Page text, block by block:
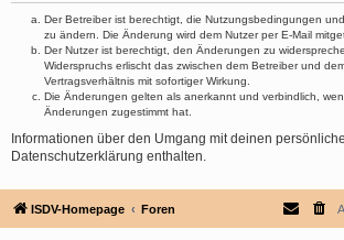
Der Betreiber ist berechtigt, die Nutzungsbedingungen
zu ändern. Die Änderung wird dem Nutzer per E-Mail
Der Nutzer ist berechtigt, den Änderungen zu
Widerspruchs erlischt das zwischen dem Betreiber und
Vertragsverhältnis mit sofortiger Wirkung.
Die Änderungen gelten als anerkannt und verbindlich,
Änderungen zugestimmt hat.
Informationen über den Umgang mit deinen
Datenschutzerklärung enthalten.
ISDV-Homepage Foren